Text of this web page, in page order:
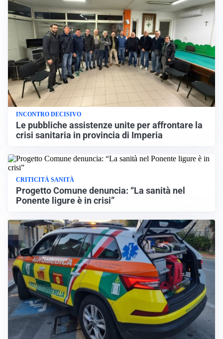
INCONTRO DECISIVO
Le pubbliche assistenze unite per affrontare la
crisi sanitaria in provincia di Imperia
CRITICITÀ SANITÀ
Progetto Comune denuncia: “La sanità nel
Ponente ligure è in crisi”